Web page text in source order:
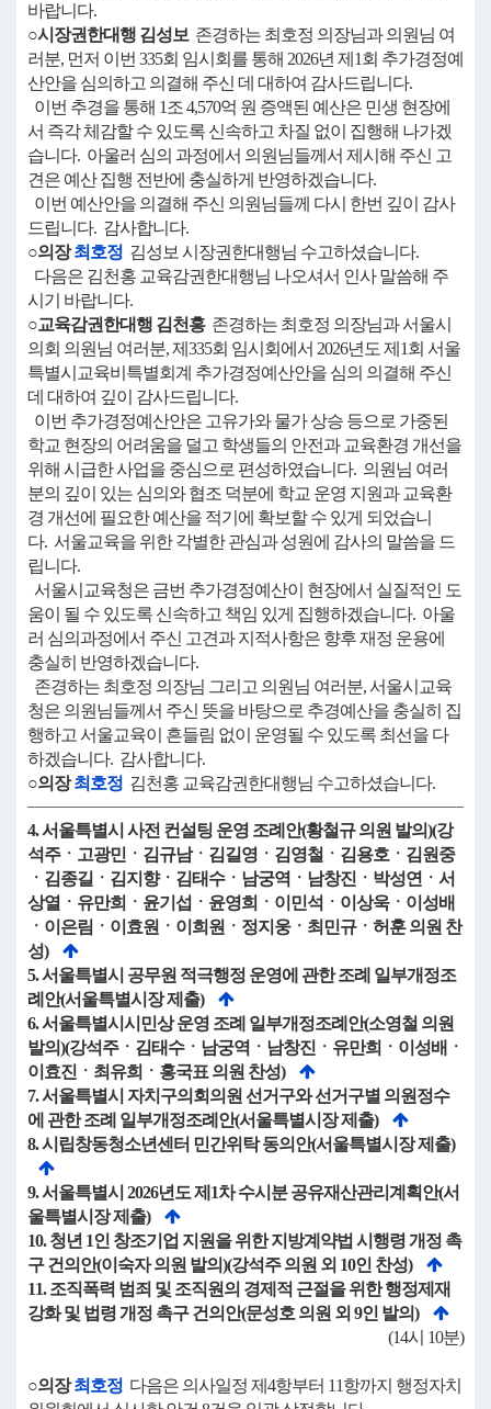
바랍니다.
○시장권한대행 김성보 존경하는 최호정 의장님과 의원님 여
러분, 먼저 이번 335회 임시회를 통해 2026년 제1회 추가경정예
산안을 심의하고 의결해 주신 데 대하여 감사드립니다.
이번 추경을 통해 1조 4,570억 원 증액된 예산은 민생 현장에
서 즉각 체감할 수 있도록 신속하고 차질 없이 집행해 나가겠
습니다. 아울러 심의 과정에서 의원님들께서 제시해 주신 고
견은 예산 집행 전반에 충실하게 반영하겠습니다.
이번 예산안을 의결해 주신 의원님들께 다시 한번 깊이 감사
드립니다. 감사합니다.
○의장최호정 김성보 시장권한대행님 수고하셨습니다.
다음은 김천홍 교육감권한대행님 나오셔서 인사 말씀해 주
시기 바랍니다.
○교육감권한대행 김천홍존경하는 최호정 의장님과 서울시
의회 의원님 여러분, 제335회 임시회에서 2026년도 제1회 서울
특별시교육비특별회계 추가경정예산안을 심의 의결해 주신
데 대하여 깊이 감사드립니다.
이번 추가경정예산안은 고유가와 물가 상승 등으로 가중된
학교 현장의 어려움을 덜고 학생들의 안전과 교육환경 개선을
위해 시급한 사업을 중심으로 편성하였습니다. 의원님 여러
분의 깊이 있는 심의와 협조 덕분에 학교 운영 지원과 교육환
경 개선에 필요한 예산을 적기에 확보할 수 있게 되었습니
다. 서울교육을 위한 각별한 관심과 성원에 감사의 말씀을 드
립니다.
서울시교육청은 금번 추가경정예산이 현장에서 실질적인 도
움이 될 수 있도록 신속하고 책임 있게 집행하겠습니다. 아울
러 심의과정에서 주신 고견과 지적사항은 향후 재정 운용에
충실히 반영하겠습니다.
존경하는 최호정 의장님 그리고 의원님 여러분, 서울시교육
청은 의원님들께서 주신 뜻을 바탕으로 추경예산을 충실히 집
행하고 서울교육이 흔들림 없이 운영될 수 있도록 최선을 다
하겠습니다. 감사합니다.
○의장최호정 김천홍 교육감권한대행님 수고하셨습니다.
4. 서울특별시 사전 컨설팅 운영 조례안(황철규 의원 발의)(강
석주ㆍ고광민ㆍ김규남ㆍ김길영ㆍ김영철ㆍ김용호ㆍ김원중
ㆍ김종길ㆍ김지향ㆍ김태수ㆍ남궁역ㆍ남창진ㆍ박성연ㆍ서
상열ㆍ유만희ㆍ윤기섭ㆍ윤영희ㆍ이민석ㆍ이상욱ㆍ이성배
ㆍ이은림ㆍ이효원ㆍ이희원ㆍ정지웅ㆍ최민규ㆍ허훈 의원 찬
성)
5. 서울특별시 공무원 적극행정 운영에 관한 조례 일부개정조
례안(서울특별시장 제출)
6. 서울특별시시민상 운영 조례 일부개정조례안(소영철 의원
발의)(강석주ㆍ김태수ㆍ남궁역ㆍ남창진ㆍ유만희ㆍ이성배ㆍ
이효진ㆍ최유희ㆍ홍국표 의원 찬성)
7. 서울특별시 자치구의회의원 선거구와 선거구별 의원정수
에 관한 조례 일부개정조례안(서울특별시장 제출)
8. 시립창동청소년센터 민간위탁 동의안(서울특별시장 제출)
9. 서울특별시 2026년도 제1차 수시분 공유재산관리계획안(서
울특별시장 제출)
10. 청년 1인 창조기업 지원을 위한 지방계약법 시행령 개정 촉
구 건의안(이숙자 의원 발의)(강석주 의원 외 10인 찬성)
11. 조직폭력 범죄 및 조직원의 경제적 근절을 위한 행정제재
강화 및 법령 개정 촉구 건의안(문성호 의원 외 9인 발의)
(14시 10분)
○의장최호정 다음은 의사일정 제4항부터 11항까지 행정자치